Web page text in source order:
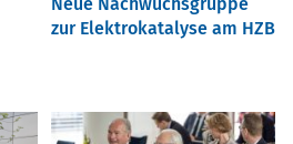
zur Elektrokatalyse am HZB